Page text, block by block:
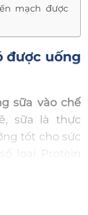
mạch được
được uống
sữa vào chế
sữa là thực
tốt cho sức
loại Protein
Casein),
xơ hòa tan
có tác dụng